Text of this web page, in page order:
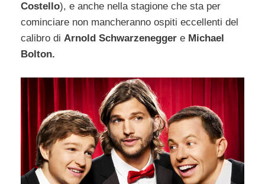
Costello), e anche nella stagione che sta per
cominciare non mancheranno ospiti eccellenti del
calibro di Arnold Schwarzenegger e Michael
Bolton.